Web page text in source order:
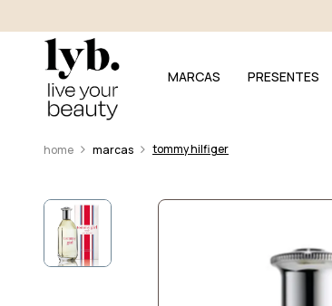
MARCAS PRESENTES
marcas tommy hilfiger